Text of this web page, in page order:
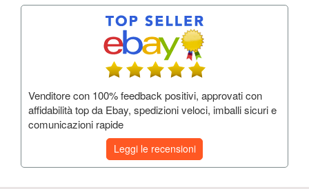
Venditore con 100% feedback positivi, approvati con
affidabilità top da Ebay, spedizioni veloci, imballi sicuri e
comunicazioni rapide
Leggi le recensioni